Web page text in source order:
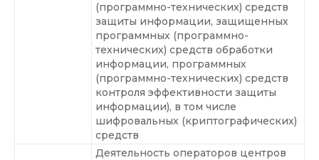
(программно-технических) средств
защиты информации, защищенных
программных (программно-
технических) средств обработки
информации, программных
(программно-технических) средств
контроля эффективности защиты
информации), в том числе
шифровальных (криптографических)
средств
Деятельность операторов центров